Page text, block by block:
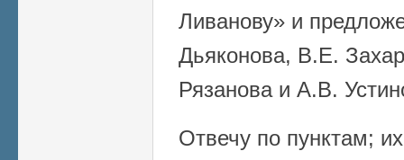
Ливанову» и
Дьяконова, В.Е.
Рязанова и А.В.
Отвечу по пунктам;